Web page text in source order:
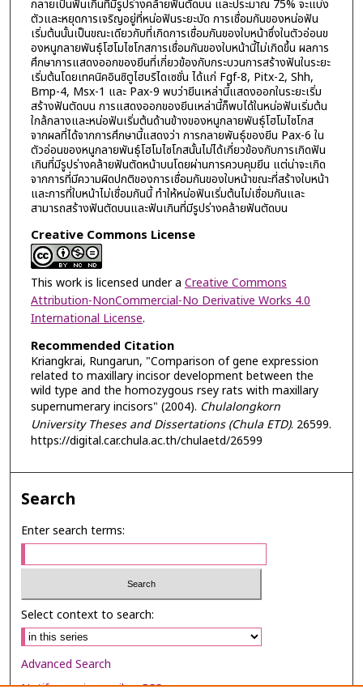
กลายเป็นฟันเกินที่มีรูปร่างคล้ายฟันตัดบน และประมาณ 75% จะแบ่ง
ตัวและหยุดการเจริญอยู่ที่หน่อฟันระยะบัด การเชื่อมกันของหน่อฟัน
เริ่มต้นนั้นเป็นขณะเดียวกับที่เกิดการเชื่อมกันของใบหน้าซึ่งในตัวอ่อนข
องหนูกลายพันธุ์โฮโมไซโกสการเชื่อมกันของใบหน้านี้ไม่เกิดขึ้น ผลการ
ศึกษาการแสดงออกของยีนที่เกี่ยวข้องกับกระบวนการสร้างฟันในระยะ
เริ่มต้นโดยเทคนิคอินซิตูไฮบริไดเซชั่น ได้แก่ Fgf-8, Pitx-2, Shh,
Bmp-4, Msx-1 และ Pax-9 พบว่ายีนเหล่านี้แสดงออกในระยะเริ่ม
สร้างฟันตัดบน การแสดงออกของยีนเหล่านี้ก็พบได้ในหน่อฟันเริ่มต้น
ใกล้กลางและหน่อฟันเริ่มต้นด้านข้างของหนูกลายพันธุ์โฮโมไซโกส
จากผลที่ได้จากการศึกษานี้แสดงว่า การกลายพันธุ์ของยีน Pax-6 ใน
ตัวอ่อนของหนูกลายพันธุ์โฮโมไซโกสนั้นไม่ได้เกี่ยวข้องกับการเกิดฟัน
เกินที่มีรูปร่างคล้ายฟันตัดหน้าบนโดยผ่านการควบคุมยีน แต่น่าจะเกิด
จากการที่มีความผิดปกติของการเชื่อมกันของใบหน้าขณะที่สร้างใบหน้า
และการที่ใบหน้าไม่เชื่อมกันนี้ ทำให้หน่อฟันเริ่มต้นไม่เชื่อมกันและ
สามารถสร้างฟันตัดบนและฟันเกินที่มีรูปร่างคล้ายฟันตัดบน
Creative Commons License
This work is licensed under a Creative Commons
Attribution-NonCommercial-No Derivative Works 4.0
International License.
Recommended Citation
Kriangkrai, Rungarun, "Comparison of gene expression
related to maxillary incisor development between the
wild type and the homozygous rsey rats with maxillary
supernumerary incisors" (2004). Chulalongkorn
University Theses and Dissertations (Chula ETD). 26599.
https://digital.car.chula.ac.th/chulaetd/26599
Search
Enter search terms:
Select context to search:
Advanced Search
Notify me via email orRSS